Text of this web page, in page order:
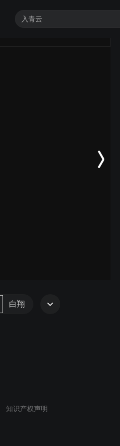
白翔
知识产权声明